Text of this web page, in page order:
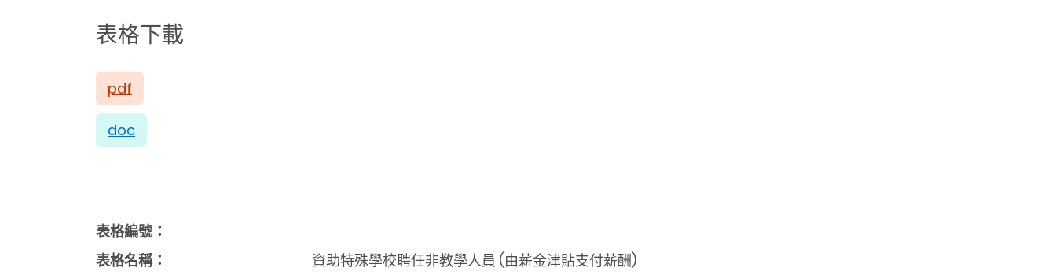
表格下載
pdf
doc
表格編號：
表格名稱：
資助特殊學校聘任非教學人員 (由薪金津貼支付薪酬)